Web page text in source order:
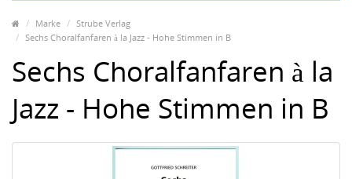
Marke
Strube Verlag
Sechs Choralfanfaren à la Jazz - Hohe Stimmen in B
Sechs Choralfanfaren à la
Jazz - Hohe Stimmen in B